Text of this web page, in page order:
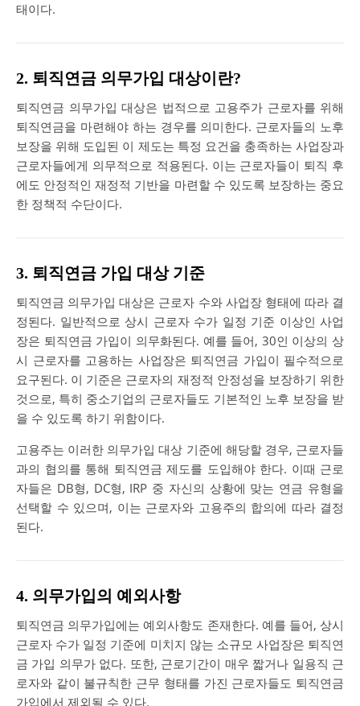
태이다.
2. 퇴직연금 의무가입 대상이란?
퇴직연금 의무가입 대상은 법적으로 고용주가 근로자를 위해
퇴직연금을 마련해야 하는 경우를 의미한다. 근로자들의 노후
보장을 위해 도입된 이 제도는 특정 요건을 충족하는 사업장과
근로자들에게 의무적으로 적용된다. 이는 근로자들이 퇴직 후
에도 안정적인 재정적 기반을 마련할 수 있도록 보장하는 중요
한 정책적 수단이다.
3. 퇴직연금 가입 대상 기준
퇴직연금 의무가입 대상은 근로자 수와 사업장 형태에 따라 결
정된다. 일반적으로 상시 근로자 수가 일정 기준 이상인 사업
장은 퇴직연금 가입이 의무화된다. 예를 들어, 30인 이상의 상
시 근로자를 고용하는 사업장은 퇴직연금 가입이 필수적으로
요구된다. 이 기준은 근로자의 재정적 안정성을 보장하기 위한
것으로, 특히 중소기업의 근로자들도 기본적인 노후 보장을 받
을 수 있도록 하기 위함이다.
고용주는 이러한 의무가입 대상 기준에 해당할 경우, 근로자들
과의 협의를 통해 퇴직연금 제도를 도입해야 한다. 이때 근로
자들은 DB형, DC형, IRP 중 자신의 상황에 맞는 연금 유형을
선택할 수 있으며, 이는 근로자와 고용주의 합의에 따라 결정
된다.
4. 의무가입의 예외사항
퇴직연금 의무가입에는 예외사항도 존재한다. 예를 들어, 상시
근로자 수가 일정 기준에 미치지 않는 소규모 사업장은 퇴직연
금 가입 의무가 없다. 또한, 근로기간이 매우 짧거나 일용직 근
로자와 같이 불규칙한 근무 형태를 가진 근로자들도 퇴직연금
가입에서 제외될 수 있다.